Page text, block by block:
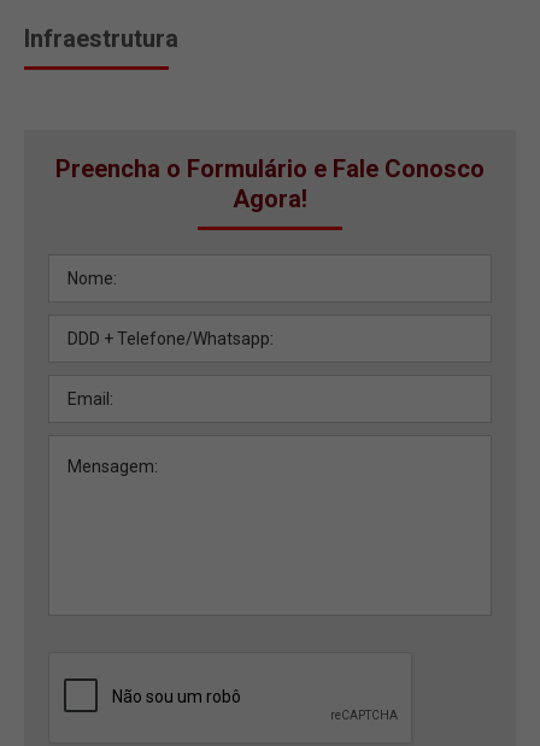
Infraestrutura
Preencha o Formulário e Fale Conosco
Agora!